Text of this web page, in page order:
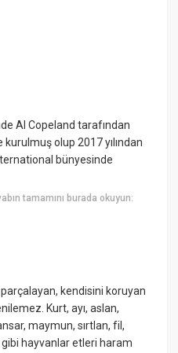
Al Copeland tarafından
olup 2017 yılından
bünyesinde
tamamını burada okuyun:
kendisini koruyan
Kurt, ayı, aslan,
maymun, sırtlan, fil,
gibi hayvanlar etleri haram